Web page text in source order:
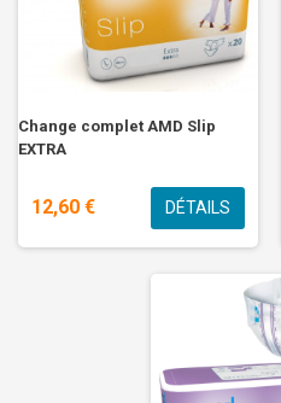
Change complet AMD Slip
EXTRA
12,60 € DÉTAILS